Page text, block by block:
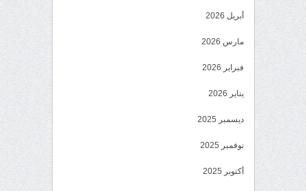
أبريل 2026
مارس 2026
فبراير 2026
يناير 2026
ديسمبر 2025
نوفمبر 2025
أكتوبر 2025